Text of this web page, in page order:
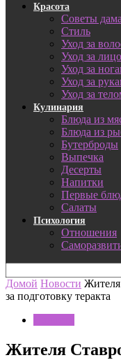
Красота
Советы
Стиль
Уход за
Уход за
Уход за
Уход за
Уход за
Кулинария
Блюда из
Блюда из
Бутерброды
Выпечка
Десерты
Напитки
Первые
Салаты
Психология
Отношения
Домой Новости Жителя
за подготовку теракта
Жителя